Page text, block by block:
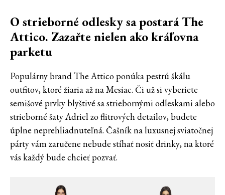
O strieborné odlesky sa postará The
Attico. Zazařte nielen ako kráľovna
parketu
Populárny brand The Attico ponúka pestrú škálu
outfitov, ktoré žiaria až na Mesiac. Či už si vyberiete
semišové prvky blyštivé sa striebornými odleskami alebo
strieborné šaty Adriel zo flitrových detailov, budete
úplne neprehliadnuteľná. Čašník na luxusnej sviatočnej
párty vám zaručene nebude stíhať nosiť drinky, na ktoré
vás každý bude chcieť pozvať.